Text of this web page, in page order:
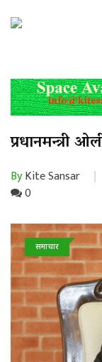
प्रधानमन्त्री
ByKite Sansar
0
समाचार